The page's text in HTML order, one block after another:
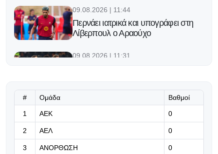
09.08.2026 | 11:44
Περνάει ιατρικά και υπογράφει στη
Λίβερπουλ ο Αραούχο
09.08.2026 | 11:31
Στόχος η ετοιμότητα για την
# Ομάδα Βαθμοί
1 ΑΕΚ 0
2 ΑΕΛ 0
3 ΑΝΟΡΘΩΣΗ 0